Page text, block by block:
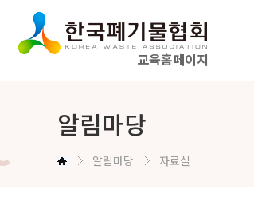
교육홈페이지
알림마당
알림마당 자료실